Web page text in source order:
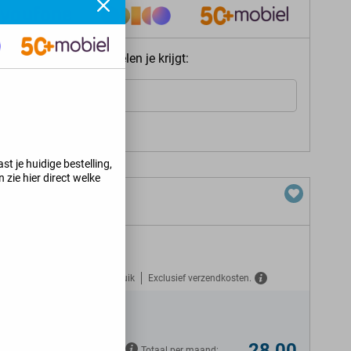
meteen welke voordelen je krijgt:
jij kunt krijgen
Gratis verzekerd tegen misbruik Exclusief verzendkosten.
je huidige bestelling,
zie hier direct welke